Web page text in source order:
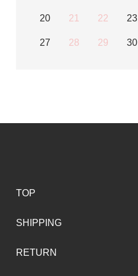
20 21 22 23
27 28 29 30
TOP
SHIPPING
RETURN